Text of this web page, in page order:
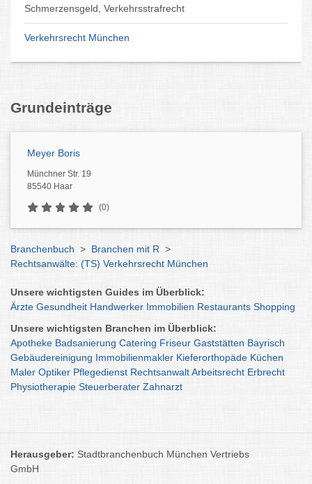
Schmerzensgeld, Verkehrsstrafrecht
Verkehrsrecht München
Grundeinträge
Meyer Boris
Münchner Str. 19
85540 Haar
(0)
Branchenbuch > Branchen mit R >
Rechtsanwälte: (TS) Verkehrsrecht München
Unsere wichtigsten Guides im Überblick:
Ärzte Gesundheit Handwerker Immobilien Restaurants Shopping
Unsere wichtigsten Branchen im Überblick:
Apotheke Badsanierung Catering Friseur Gaststätten Bayrisch
Gebäudereinigung Immobilienmakler Kieferorthopäde Küchen
Maler Optiker Pflegedienst RechtsanwaltArbeitsrecht Erbrecht
Physiotherapie Steuerberater Zahnarzt
Herausgeber: Stadtbranchenbuch München Vertriebs
GmbH